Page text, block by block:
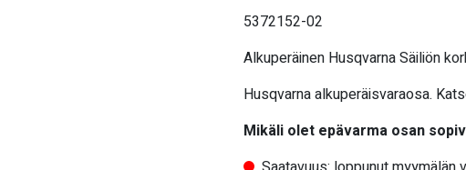
5372152-02
Alkuperäinen Husqvarna Säiliön
Husqvarna alkuperäisvaraosa.
Mikäli olet epävarma osan